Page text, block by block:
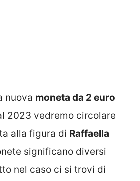
nuova moneta da 2 euro
2023 vedremo circolare
alla figura di Raffaella
significano diversi
nel caso ci si trovi di